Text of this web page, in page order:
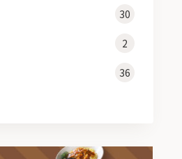
30
2
36